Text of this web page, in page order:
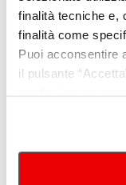
finalità tecniche e,
finalità come
Puoi acconsentire
il pulsante
accessori che
Curriculum